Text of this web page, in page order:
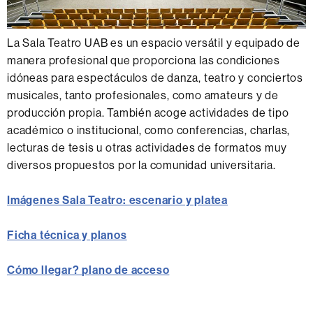
La Sala Teatro UAB es un espacio versátil y equipado de
manera profesional que proporciona las condiciones
idóneas para espectáculos de danza, teatro y conciertos
musicales, tanto profesionales, como amateurs y de
producción propia. También acoge actividades de tipo
académico o institucional, como conferencias, charlas,
lecturas de tesis u otras actividades de formatos muy
diversos propuestos por la comunidad universitaria.
Imágenes Sala Teatro: escenario y platea
Ficha técnica y planos
Cómo llegar? plano de acceso